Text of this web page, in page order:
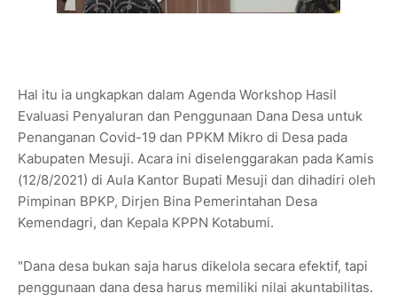
Hal itu ia ungkapkan dalam Agenda Workshop Hasil
Evaluasi Penyaluran dan Penggunaan Dana Desa untuk
Penanganan Covid-19 dan PPKM Mikro di Desa pada
Kabupaten Mesuji. Acara ini diselenggarakan pada Kamis
(12/8/2021) di Aula Kantor Bupati Mesuji dan dihadiri oleh
Pimpinan BPKP, Dirjen Bina Pemerintahan Desa
Kemendagri, dan Kepala KPPN Kotabumi.
"Dana desa bukan saja harus dikelola secara efektif, tapi
penggunaan dana desa harus memiliki nilai akuntabilitas.